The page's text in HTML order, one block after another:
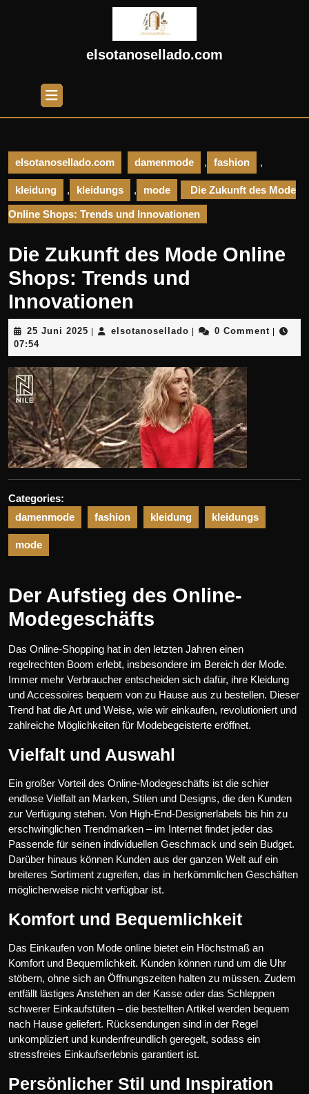
elsotanosellado.com
Open
Button
elsotanosellado.com damenmode , fashion ,
kleidung , kleidungs , mode Die Zukunft des Mode
Online Shops: Trends und Innovationen
Die Zukunft des Mode Online
Shops: Trends und
Innovationen
25 Juni 2025 25
2025
| elsotanosellado elsotanosellado
| 0 Comment |
07:54
Categories:
damenmode
fashion kleidung kleidungs
mode
Der Aufstieg des Online-
Modegeschäfts
Das Online-Shopping hat in den letzten Jahren einen
regelrechten Boom erlebt, insbesondere im Bereich der Mode.
Immer mehr Verbraucher entscheiden sich dafür, ihre Kleidung
und Accessoires bequem von zu Hause aus zu bestellen. Dieser
Trend hat die Art und Weise, wie wir einkaufen, revolutioniert und
zahlreiche Möglichkeiten für Modebegeisterte eröffnet.
Vielfalt und Auswahl
Ein großer Vorteil des Online-Modegeschäfts ist die schier
endlose Vielfalt an Marken, Stilen und Designs, die den Kunden
zur Verfügung stehen. Von High-End-Designerlabels bis hin zu
erschwinglichen Trendmarken – im Internet findet jeder das
Passende für seinen individuellen Geschmack und sein Budget.
Darüber hinaus können Kunden aus der ganzen Welt auf ein
breiteres Sortiment zugreifen, das in herkömmlichen Geschäften
möglicherweise nicht verfügbar ist.
Komfort und Bequemlichkeit
Das Einkaufen von Mode online bietet ein Höchstmaß an
Komfort und Bequemlichkeit. Kunden können rund um die Uhr
stöbern, ohne sich an Öffnungszeiten halten zu müssen. Zudem
entfällt lästiges Anstehen an der Kasse oder das Schleppen
schwerer Einkaufstüten – die bestellten Artikel werden bequem
nach Hause geliefert. Rücksendungen sind in der Regel
unkompliziert und kundenfreundlich geregelt, sodass ein
stressfreies Einkaufserlebnis garantiert ist.
Persönlicher Stil und Inspiration